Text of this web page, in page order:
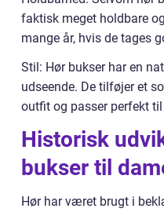
faktisk meget holdbare
mange år, hvis de tages
Stil: Hør bukser har en
udseende. De tilføjer et
outfit og passer perfekt
Historisk
bukser til
Hør har været brugt i